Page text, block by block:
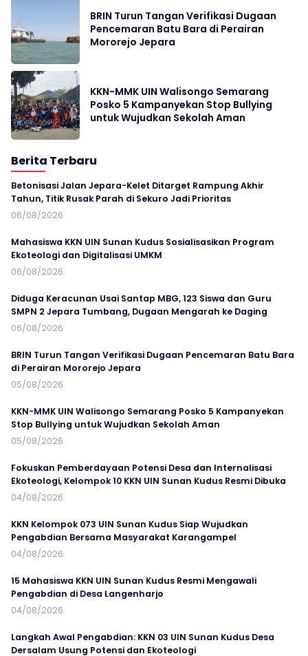
BRIN Turun Tangan Verifikasi Dugaan
Pencemaran Batu Bara di Perairan
Mororejo Jepara
KKN-MMK UIN Walisongo Semarang
Posko 5 Kampanyekan Stop Bullying
untuk Wujudkan Sekolah Aman
Berita Terbaru
Betonisasi Jalan Jepara-Kelet Ditarget Rampung Akhir
Tahun, Titik Rusak Parah di Sekuro Jadi Prioritas
06/08/2026
Mahasiswa KKN UIN Sunan Kudus Sosialisasikan Program
Ekoteologi dan Digitalisasi UMKM
06/08/2026
Diduga Keracunan Usai Santap MBG, 123 Siswa dan Guru
SMPN 2 Jepara Tumbang, Dugaan Mengarah ke Daging
06/08/2026
BRIN Turun Tangan Verifikasi Dugaan Pencemaran Batu Bara
di Perairan Mororejo Jepara
05/08/2026
KKN-MMK UIN Walisongo Semarang Posko 5 Kampanyekan
Stop Bullying untuk Wujudkan Sekolah Aman
05/08/2026
Fokuskan Pemberdayaan Potensi Desa dan Internalisasi
Ekoteologi, Kelompok 10 KKN UIN Sunan Kudus Resmi Dibuka
04/08/2026
KKN Kelompok 073 UIN Sunan Kudus Siap Wujudkan
Pengabdian Bersama Masyarakat Karangampel
04/08/2026
15 Mahasiswa KKN UIN Sunan Kudus Resmi Mengawali
Pengabdian di Desa Langenharjo
04/08/2026
Langkah Awal Pengabdian: KKN 03 UIN Sunan Kudus Desa
Dersalam Usung Potensi dan Ekoteologi